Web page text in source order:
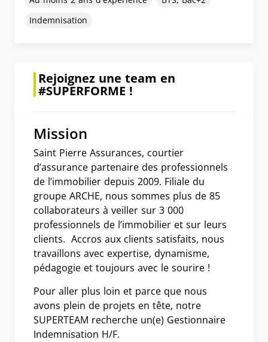
Indemnisation
Rejoignez une team en
#SUPERFORME !
Mission
Saint Pierre Assurances, courtier
d’assurance partenaire des professionnels
de l’immobilier depuis 2009. Filiale du
groupe ARCHE, nous sommes plus de 85
collaborateurs à veiller sur 3 000
professionnels de l’immobilier et sur leurs
clients. Accros aux clients satisfaits, nous
travaillons avec expertise, dynamisme,
pédagogie et toujours avec le sourire !
Pour aller plus loin et parce que nous
avons plein de projets en tête, notre
SUPERTEAM recherche un(e) Gestionnaire
Indemnisation H/F.